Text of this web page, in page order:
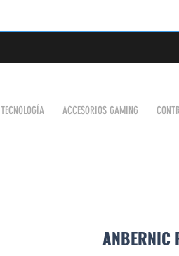
TECNOLOGÍA ACCESORIOS GAMING
ANBERNIC